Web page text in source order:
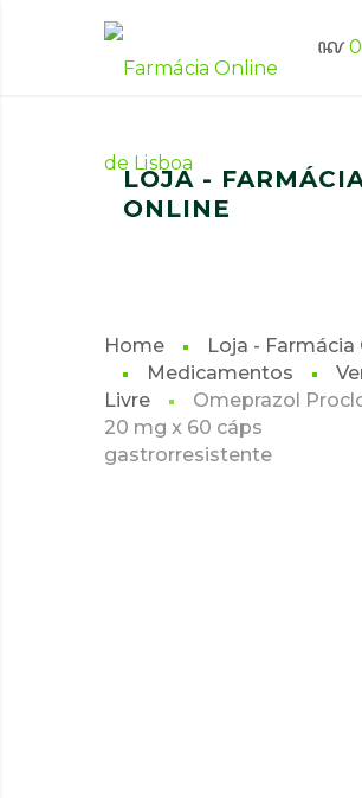
0
FARMÁCIA ONLINE
LOJA -
ONLINE
Home
Loja - Farmácia
Medicamentos
Livre
Omeprazol
20 mg x 60 cáps
gastrorresistente